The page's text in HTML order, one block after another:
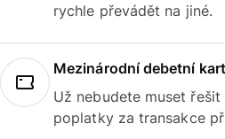
rychle převádět na jiné.
Mezinárodní debetní
Už nebudete muset
poplatky za transakce